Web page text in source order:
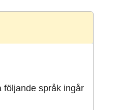
följande språk ingår